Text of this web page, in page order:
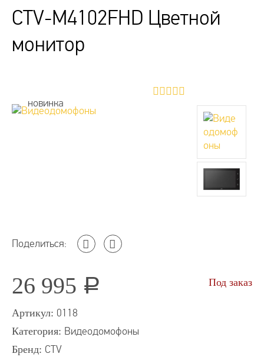
CTV-M4102FHD Цветной
монитор
новинка
Поделиться:
26 995 Р
Артикул: 0118
Категория: Видеодомофоны
Бренд: CTV
Под заказ